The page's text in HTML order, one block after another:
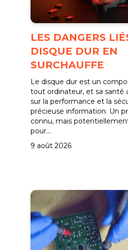
LES DANGERS
DISQUE DUR EN
SURCHAUFFE
Le disque dur est un
tout ordinateur, et sa santé
sur la performance et la
précieuse information. Un
connu, mais
pour...
9 août 2026